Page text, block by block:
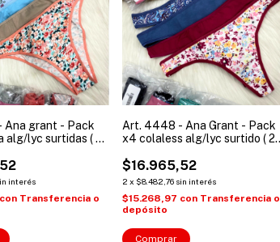
grant - Pack
alg/lyc surtidas ( 2
interés
con Transferencia o
Art. 4448 - Ana Grant - Pack
x4 colaless alg/lyc surtido ( 2
$16.965,52
2 x $8.482,76 sin interés
$15.268,97 con Transferencia o
depósito
Comprar